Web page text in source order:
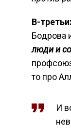
В-
Бодрова
люди и
то про
И